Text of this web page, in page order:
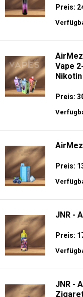
Preis:
Vape
Nikotin
Preis:
Preis:
JNR -
Preis:
JNR -